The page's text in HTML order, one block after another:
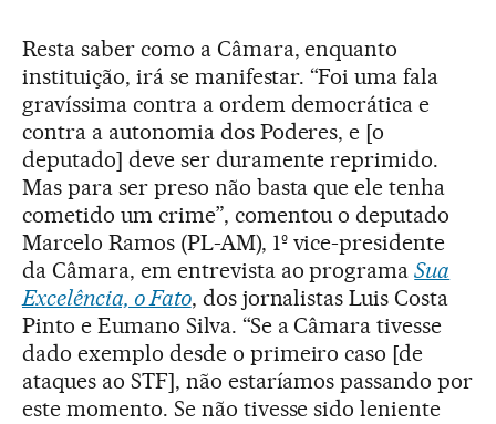
Resta saber como a Câmara, enquanto
instituição, irá se manifestar. “Foi uma fala
gravíssima contra a ordem democrática e
contra a autonomia dos Poderes, e [o
deputado] deve ser duramente reprimido.
Mas para ser preso não basta que ele tenha
cometido um crime”, comentou o deputado
Marcelo Ramos (PL-AM), 1º vice-presidente
da Câmara, em entrevista ao programaSua
Excelência, o Fato, dos jornalistas Luis Costa
Pinto e Eumano Silva. “Se a Câmara tivesse
dado exemplo desde o primeiro caso [de
ataques ao STF], não estaríamos passando por
este momento. Se não tivesse sido leniente